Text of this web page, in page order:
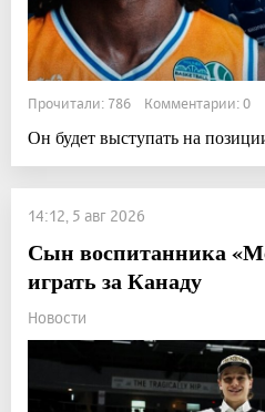
Прочитали: 786 Комментарии: 0
Он будет выступать на
14:12, 5 авг 2026
Сын воспитанника
играть за Канаду
Новости